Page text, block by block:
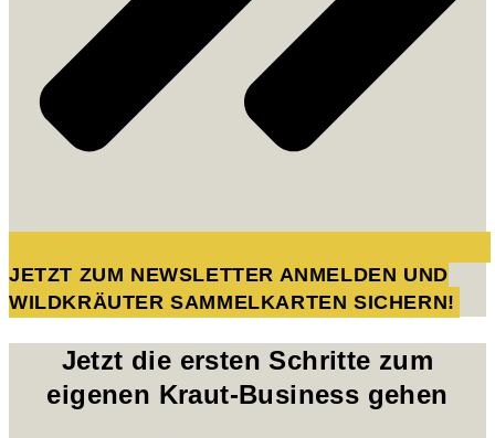
JETZT ZUM NEWSLETTER ANMELDEN UND
WILDKRÄUTER SAMMELKARTEN SICHERN!
Jetzt die ersten Schritte zum
eigenen Kraut-Business gehen